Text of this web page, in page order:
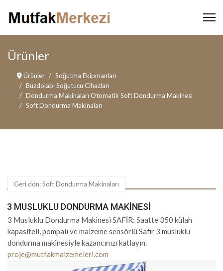
Ürünler
Ürünler
Soğutma Ekipmanları
Buzdolabı Soğutucu Cihazları
Dondurma Makinaları Otomatik Soft Dondurma Makinesi
Soft Dondurma Makinaları
Geri dön: Soft Dondurma Makinaları
3 MUSLUKLU DONDURMA MAKINESI
3 Musluklu Dondurma Makinesi SAFİR: Saatte 350 külah
kapasiteli, pompalı ve malzeme sensörlü Safir 3 musluklu
dondurma makinesiyle kazancınızı katlayın.
proje@mutfakmalzemeleri.com